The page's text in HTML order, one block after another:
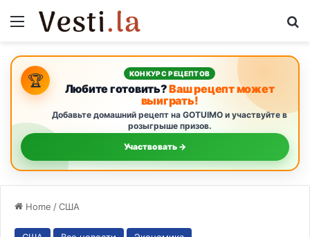
Menu
🏆 КОНКУРС РЕЦЕПТОВ
Любите готовить?Ваш рецепт может
выиграть!
Добавьте домашний рецепт на GOTUIMO и участвуйте в
розыгрыше призов.
Участвовать →
Home /США